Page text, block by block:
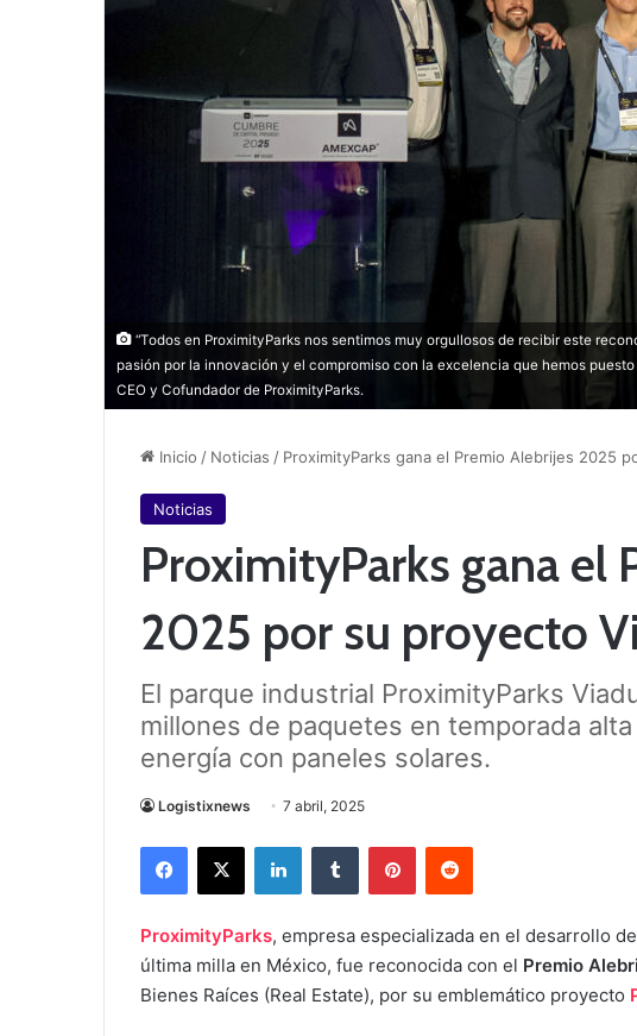
“Todos en ProximityParks nos sentimos muy orgullosos de recibir este
pasión por la innovación y el compromiso con la excelencia que hemos
CEO y Cofundador de ProximityParks.
Inicio / Noticias / ProximityParks gana el Premio Alebrijes 2025
Noticias
ProximityParks gana el
2025 por su proyecto
El parque industrial ProximityParks
millones de paquetes en temporada
energía con paneles solares.
Logistixnews 7 abril, 2025
ProximityParks, empresa especializada en el desarrollo
última milla en México, fue reconocida con el Premio
Bienes Raíces (Real Estate), por su emblemático proyecto